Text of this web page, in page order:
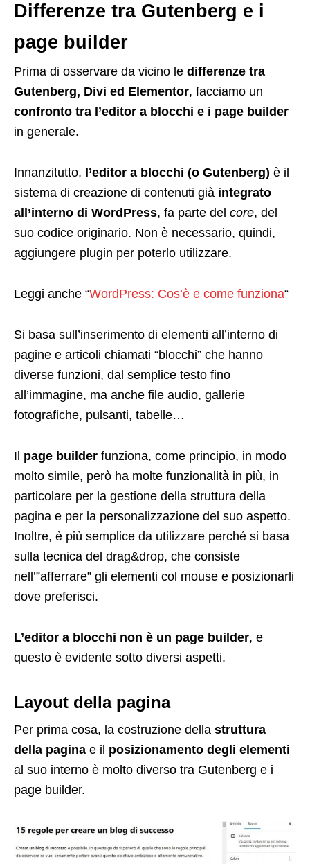
Differenze tra Gutenberg e i
page builder
Prima di osservare da vicino le differenze tra
Gutenberg, Divi ed Elementor, facciamo un
confronto tra l’editor a blocchi e i page builder
in generale.
Innanzitutto, l’editor a blocchi (o Gutenberg) è il
sistema di creazione di contenuti già integrato
all’interno di WordPress, fa parte del core, del
suo codice originario. Non è necessario, quindi,
aggiungere plugin per poterlo utilizzare.
Leggi anche “WordPress: Cos’è e come funziona“
Si basa sull’inserimento di elementi all’interno di
pagine e articoli chiamati “blocchi” che hanno
diverse funzioni, dal semplice testo fino
all’immagine, ma anche file audio, gallerie
fotografiche, pulsanti, tabelle…
Il page builder funziona, come principio, in modo
molto simile, però ha molte funzionalità in più, in
particolare per la gestione della struttura della
pagina e per la personalizzazione del suo aspetto.
Inoltre, è più semplice da utilizzare perché si basa
sulla tecnica del drag&drop, che consiste
nell’”afferrare” gli elementi col mouse e posizionarli
dove preferisci.
L’editor a blocchi non è un page builder, e
questo è evidente sotto diversi aspetti.
Layout della pagina
Per prima cosa, la costruzione della struttura
della pagina e il posizionamento degli elementi
al suo interno è molto diverso tra Gutenberg e i
page builder.